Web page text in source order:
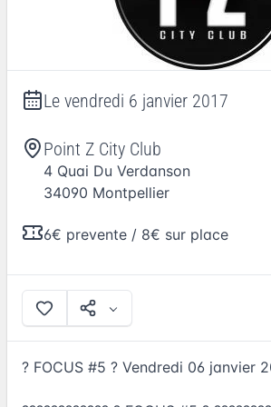
Le vendredi 6 janvier 2017
Point Z City Club
4 Quai Du Verdanson
34090 Montpellier
6€ prevente / 8€ sur place
? FOCUS #5 ? Vendredi 06 janvier